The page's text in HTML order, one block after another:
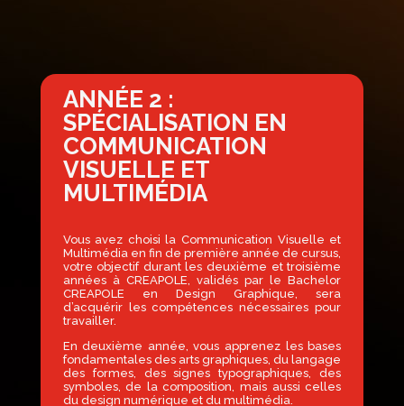
ANNÉE 2 :
SPÉCIALISATION EN
COMMUNICATION
VISUELLE ET
MULTIMÉDIA
Vous avez choisi la Communication Visuelle et
Multimédia en fin de première année de cursus,
votre objectif durant les deuxième et troisième
années à CREAPOLE, validés par le Bachelor
CREAPOLE en Design Graphique, sera
d’acquérir les compétences nécessaires pour
travailler.
En deuxième année, vous apprenez les bases
fondamentales des arts graphiques, du langage
des formes, des signes typographiques, des
symboles, de la composition, mais aussi celles
du design numérique et du multimédia.